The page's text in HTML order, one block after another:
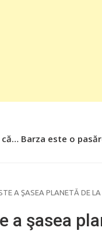
Barza este o
Roşiile îsi
A ŞASEA PLANETĂ DE LA
a şasea